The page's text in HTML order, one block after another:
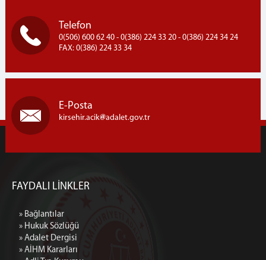
Telefon
0(506) 600 62 40 - 0(386) 224 33 20 - 0(386) 224 34 24
FAX: 0(386) 224 33 34
E-Posta
kirsehir.acik adalet.gov.tr
FAYDALI LİNKLER
» Bağlantılar
» Hukuk Sözlüğü
» Adalet Dergisi
» AİHM Kararları